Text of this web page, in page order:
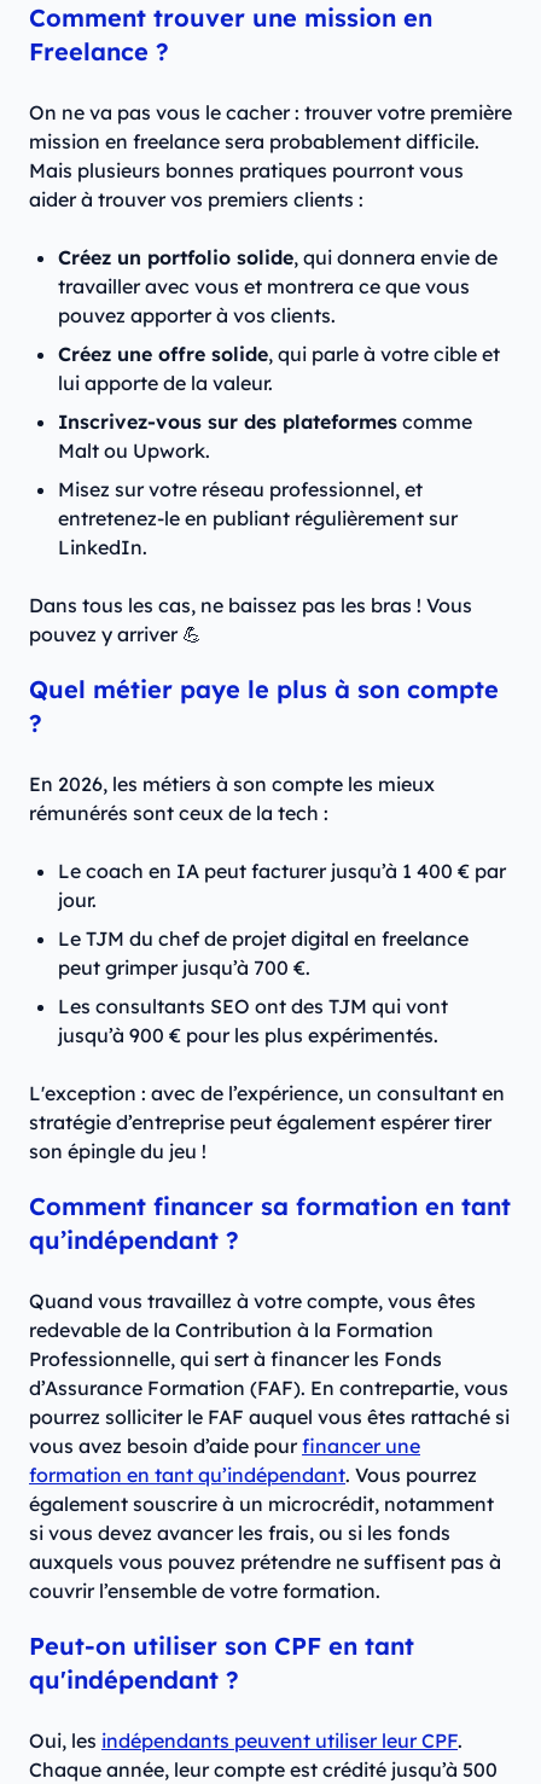
Comment trouver une mission en
Freelance ?
On ne va pas vous le cacher : trouver votre première
mission en freelance sera probablement difficile.
Mais plusieurs bonnes pratiques pourront vous
aider à trouver vos premiers clients :
Créez un portfolio solide, qui donnera envie de
travailler avec vous et montrera ce que vous
pouvez apporter à vos clients.
Créez une offre solide, qui parle à votre cible et
lui apporte de la valeur.
Inscrivez-vous sur des plateformes comme
Malt ou Upwork.
Misez sur votre réseau professionnel, et
entretenez-le en publiant régulièrement sur
LinkedIn.
Dans tous les cas, ne baissez pas les bras ! Vous
pouvez y arriver 💪
Quel métier paye le plus à son compte
?
En 2026, les métiers à son compte les mieux
rémunérés sont ceux de la tech :
Le coach en IA peut facturer jusqu’à 1 400 € par
jour.
Le TJM du chef de projet digital en freelance
peut grimper jusqu’à 700 €.
Les consultants SEO ont des TJM qui vont
jusqu’à 900 € pour les plus expérimentés.
L'exception : avec de l’expérience, un consultant en
stratégie d’entreprise peut également espérer tirer
son épingle du jeu !
Comment financer sa formation en tant
qu’indépendant ?
Quand vous travaillez à votre compte, vous êtes
redevable de la Contribution à la Formation
Professionnelle, qui sert à financer les Fonds
d’Assurance Formation (FAF). En contrepartie, vous
pourrez solliciter le FAF auquel vous êtes rattaché si
vous avez besoin d’aide pourfinancer une
formation en tant qu’indépendant. Vous pourrez
également souscrire à un microcrédit, notamment
si vous devez avancer les frais, ou si les fonds
auxquels vous pouvez prétendre ne suffisent pas à
couvrir l’ensemble de votre formation.
Peut-on utiliser son CPF en tant
qu'indépendant ?
Oui, les indépendants peuvent utiliser leur CPF.
Chaque année, leur compte est crédité jusqu’à 500